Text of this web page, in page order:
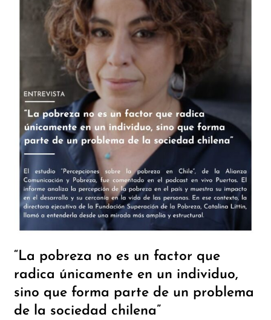
“La pobreza no es un factor que
radica únicamente en un individuo,
sino que forma parte de un problema
de la sociedad chilena”